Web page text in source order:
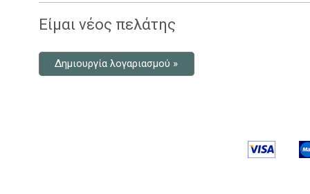
Είμαι νέος πελάτης
Δημιουργία λογαριασμού »